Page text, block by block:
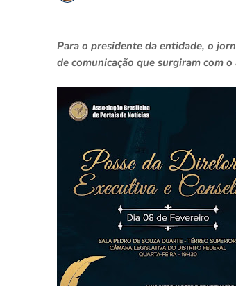
Para o presidente da entidade, o
de comunicação que surgiram com